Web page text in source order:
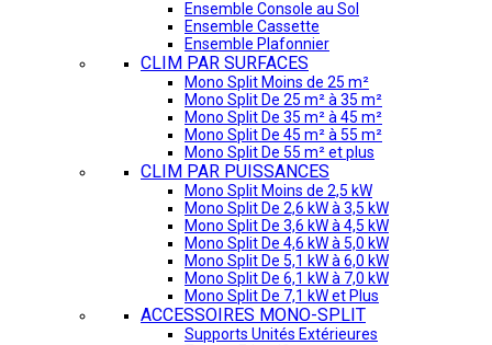
Ensemble Console au Sol
Ensemble Cassette
Ensemble Plafonnier
CLIM PAR SURFACES
Mono Split Moins de 25 m²
Mono Split De 25 m² à 35 m²
Mono Split De 35 m² à 45 m²
Mono Split De 45 m² à 55 m²
Mono Split De 55 m² et plus
CLIM PAR PUISSANCES
Mono Split Moins de 2,5 kW
Mono Split De 2,6 kW à 3,5 kW
Mono Split De 3,6 kW à 4,5 kW
Mono Split De 4,6 kW à 5,0 kW
Mono Split De 5,1 kW à 6,0 kW
Mono Split De 6,1 kW à 7,0 kW
Mono Split De 7,1 kW et Plus
ACCESSOIRES MONO-SPLIT
Supports Unités Extérieures